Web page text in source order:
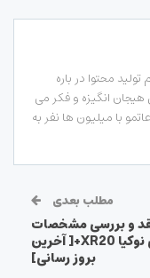
محتوا در باره
هیجان انگیزه و فکر می
با میلیون ها نفر به
مطلب بعدی
و بررسی مشخصات
گوشی نوکیا XR20+[ آخرین
بروز رسانی]